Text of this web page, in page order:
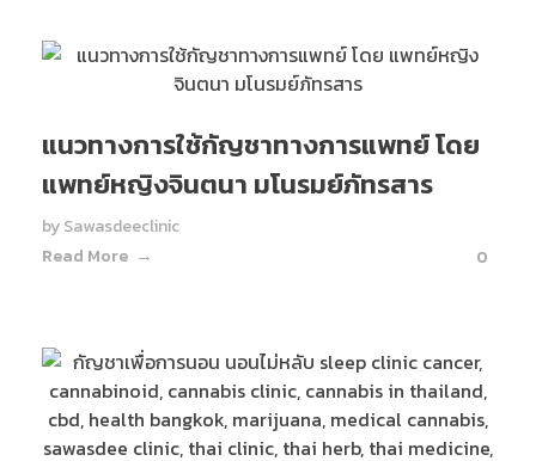
แนวทางการใช้กัญชาทางการแพทย์ โดย
แพทย์หญิงจินตนา มโนรมย์ภัทรสาร
bySawasdeeclinic
Read More
0